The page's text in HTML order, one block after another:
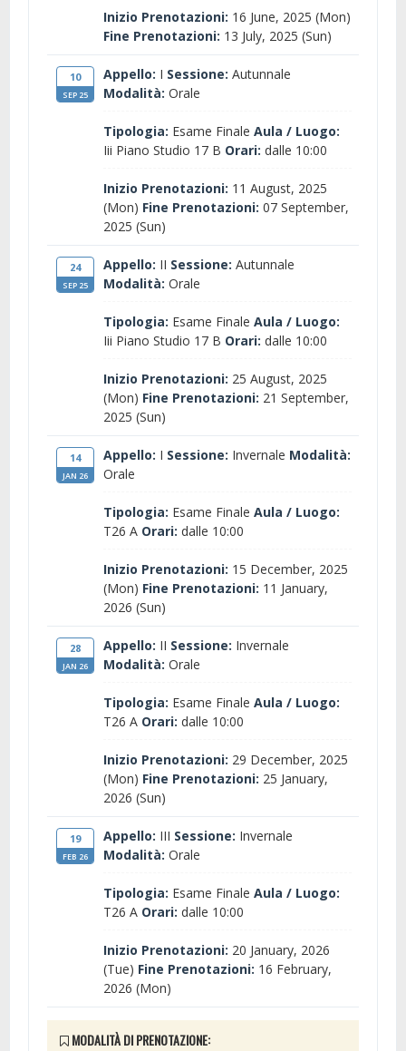
Inizio Prenotazioni: 16 June, 2025 (Mon)
Fine Prenotazioni: 13 July, 2025 (Sun)
10
SEP 25
Appello: I Sessione: Autunnale
Modalità: Orale
Tipologia: Esame Finale Aula / Luogo:
Iii Piano Studio 17 B Orari: dalle 10:00
Inizio Prenotazioni: 11 August, 2025
(Mon) Fine Prenotazioni: 07 September,
2025 (Sun)
24
SEP 25
Appello: II Sessione: Autunnale
Modalità: Orale
Tipologia: Esame Finale Aula / Luogo:
Iii Piano Studio 17 B Orari: dalle 10:00
Inizio Prenotazioni: 25 August, 2025
(Mon) Fine Prenotazioni: 21 September,
2025 (Sun)
14
JAN 26
Appello: I Sessione: Invernale Modalità:
Orale
Tipologia: Esame Finale Aula / Luogo:
T26 A Orari: dalle 10:00
Inizio Prenotazioni: 15 December, 2025
(Mon) Fine Prenotazioni: 11 January,
2026 (Sun)
28
JAN 26
Appello: II Sessione: Invernale
Modalità: Orale
Tipologia: Esame Finale Aula / Luogo:
T26 A Orari: dalle 10:00
Inizio Prenotazioni: 29 December, 2025
(Mon) Fine Prenotazioni: 25 January,
2026 (Sun)
19
FEB 26
Appello: III Sessione: Invernale
Modalità: Orale
Tipologia: Esame Finale Aula / Luogo:
T26 A Orari: dalle 10:00
Inizio Prenotazioni: 20 January, 2026
(Tue) Fine Prenotazioni: 16 February,
2026 (Mon)
MODALITÀ DI PRENOTAZIONE: